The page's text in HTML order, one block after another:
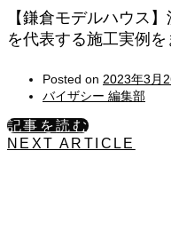
【鎌倉モデルハウス
を代表する施工実例を
Posted on 2023年3月
バイザシー 編集部
記事を読む
NEXT ARTICLE